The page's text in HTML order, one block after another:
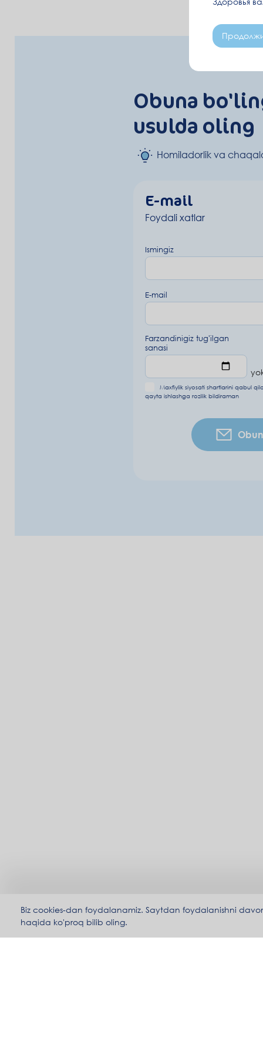
Obuna
usulda oling
Homiladorlik va
E-mail
Foydali xatlar
Ismingiz
E-mail
Farzandinigiz tug'ilgan
sanasi
Maxfiylik siyosati shartlarini qabul
qayta ishlashga rozilik bildiraman
Biz cookies-dan foydalanamiz. Saytdan foydalanishni
haqida ko'proq bilib oling.